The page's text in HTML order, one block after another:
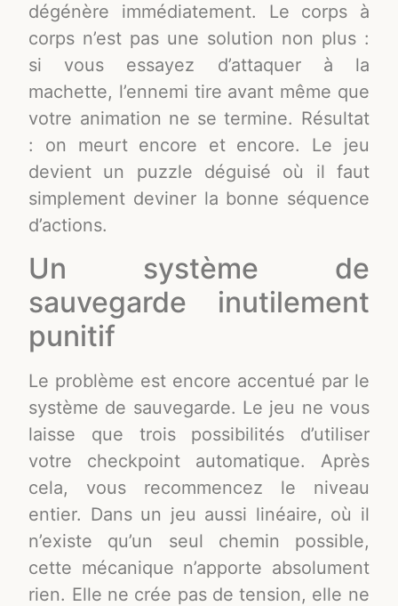
dégénère immédiatement. Le corps à
corps n’est pas une solution non plus :
si vous essayez d’attaquer à la
machette, l’ennemi tire avant même que
votre animation ne se termine. Résultat
: on meurt encore et encore. Le jeu
devient un puzzle déguisé où il faut
simplement deviner la bonne séquence
d’actions.
Un système de
sauvegarde inutilement
punitif
Le problème est encore accentué par le
système de sauvegarde. Le jeu ne vous
laisse que trois possibilités d’utiliser
votre checkpoint automatique. Après
cela, vous recommencez le niveau
entier. Dans un jeu aussi linéaire, où il
n’existe qu’un seul chemin possible,
cette mécanique n’apporte absolument
rien. Elle ne crée pas de tension, elle ne